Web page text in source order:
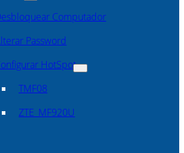
Computador
Password
HotSpot
TMF08
ZTE_MF920U